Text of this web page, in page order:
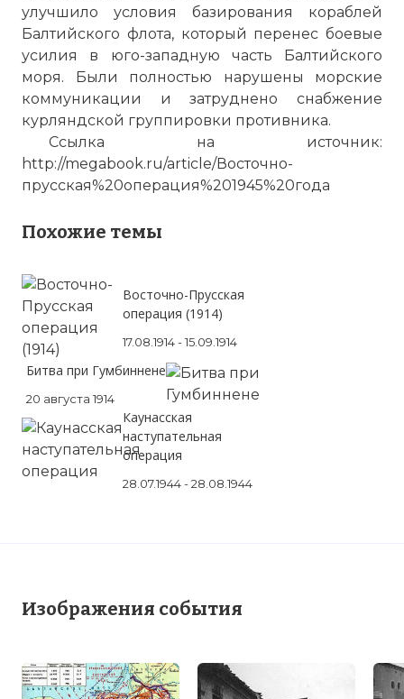
улучшило условия базирования кораблей
Балтийского флота, который перенес боевые
усилия в юго-западную часть Балтийского
моря. Были полностью нарушены морские
коммуникации и затруднено снабжение
курляндской группировки противника.
Ссылка на источник:
http://megabook.ru/article/Восточно-
прусская%20операция%201945%20года
Похожие темы
Восточно-Прусская
операция (1914)
17.08.1914 - 15.09.1914
Битва при Гумбиннене
20 августа 1914
Каунасская
наступательная
операция
28.07.1944 - 28.08.1944
Изображения события